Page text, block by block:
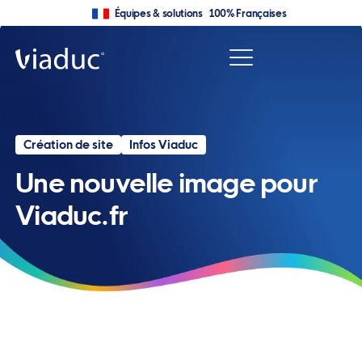
Équipes & solutions 100% Françaises
Création de site Infos Viaduc
Une nouvelle image pour
Viaduc.fr